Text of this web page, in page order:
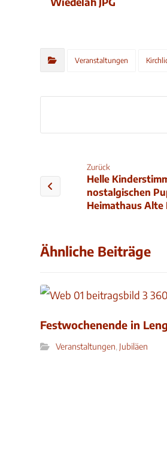
Veranstaltungen
Zurück
Helle
nostalgischen
Heimathaus Alte
Ähnliche Beiträge
Festwochenende in
Veranstaltungen, Jubiläen